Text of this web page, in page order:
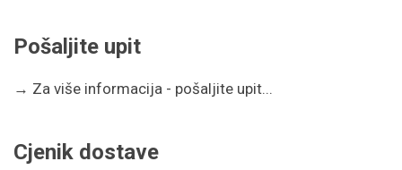
45,
cm
Pošaljite upit
→ Za više informacija - pošaljite upit...
Cjenik dostave